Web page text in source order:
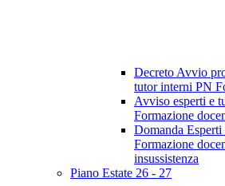
Decreto Avvio
tutor interni PN
Avviso esperti e
Formazione
Domanda
Formazione
insussistenza
Piano Estate 26 - 27